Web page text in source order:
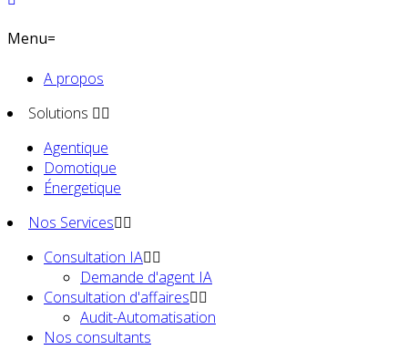
Menu=
A propos
Solutions
Agentique
Domotique
Énergetique
Nos Services
Consultation IA
Demande d'agent IA
Consultation d'affaires
Audit-Automatisation
Nos consultants